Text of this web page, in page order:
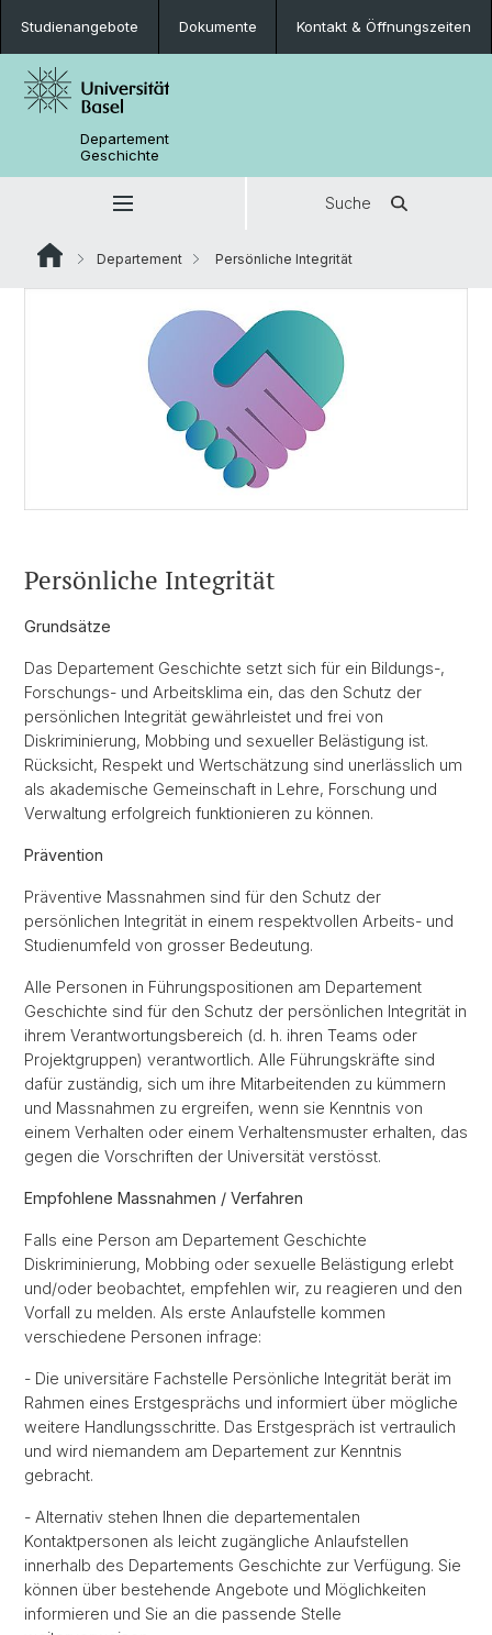
Studienangebote Dokumente Kontakt & Öffnungszeiten
Departement
Geschichte
Suche
Departement Persönliche Integrität
Persönliche Integrität
Grundsätze
Das Departement Geschichte setzt sich für ein Bildungs-,
Forschungs- und Arbeitsklima ein, das den Schutz der
persönlichen Integrität gewährleistet und frei von
Diskriminierung, Mobbing und sexueller Belästigung ist.
Rücksicht, Respekt und Wertschätzung sind unerlässlich um
als akademische Gemeinschaft in Lehre, Forschung und
Verwaltung erfolgreich funktionieren zu können.
Prävention
Präventive Massnahmen sind für den Schutz der
persönlichen Integrität in einem respektvollen Arbeits- und
Studienumfeld von grosser Bedeutung.
Alle Personen in Führungspositionen am Departement
Geschichte sind für den Schutz der persönlichen Integrität in
ihrem Verantwortungsbereich (d. h. ihren Teams oder
Projektgruppen) verantwortlich. Alle Führungskräfte sind
dafür zuständig, sich um ihre Mitarbeitenden zu kümmern
und Massnahmen zu ergreifen, wenn sie Kenntnis von
einem Verhalten oder einem Verhaltensmuster erhalten, das
gegen die Vorschriften der Universität verstösst.
Empfohlene Massnahmen / Verfahren
Falls eine Person am Departement Geschichte
Diskriminierung, Mobbing oder sexuelle Belästigung erlebt
und/oder beobachtet, empfehlen wir, zu reagieren und den
Vorfall zu melden. Als erste Anlaufstelle kommen
verschiedene Personen infrage:
- Die universitäre Fachstelle Persönliche Integrität berät im
Rahmen eines Erstgesprächs und informiert über mögliche
weitere Handlungsschritte. Das Erstgespräch ist vertraulich
und wird niemandem am Departement zur Kenntnis
gebracht.
- Alternativ stehen Ihnen die departementalen
Kontaktpersonen als leicht zugängliche Anlaufstellen
innerhalb des Departements Geschichte zur Verfügung. Sie
können über bestehende Angebote und Möglichkeiten
informieren und Sie an die passende Stelle